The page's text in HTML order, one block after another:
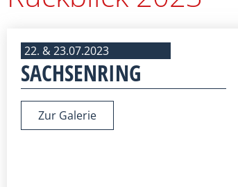
22. & 23.07.2023
SACHSENRING
Zur Galerie